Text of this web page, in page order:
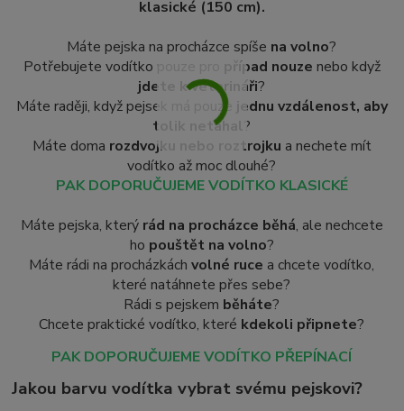
klasické (150 cm).
Máte pejska na procházce spíše na volno?
Potřebujete vodítko pouze pro
případ nouze nebo když
jdete k veterináři?
Máte raději, když pejsek má pouze
jednu vzdálenost, aby
tolik netahal
?
Máte doma rozdvojku nebo roztrojku a nechete mít
vodítko až moc dlouhé?
PAK DOPORUČUJEME VODÍTKO KLASICKÉ
Máte pejska, který rád na procházce běhá, ale nechcete
ho pouštět na volno?
Máte rádi na procházkách volné ruce a chcete vodítko,
které natáhnete přes sebe?
Rádi s pejskem běháte?
Chcete praktické vodítko, které kdekoli připnete?
PAK DOPORUČUJEME VODÍTKO PŘEPÍNACÍ
Jakou barvu vodítka vybrat svému pejskovi?